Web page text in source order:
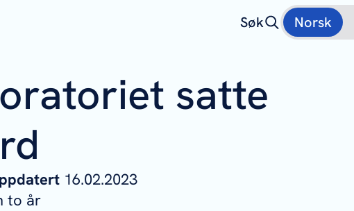
Søk Norsk
satte
16.02.2023
to år